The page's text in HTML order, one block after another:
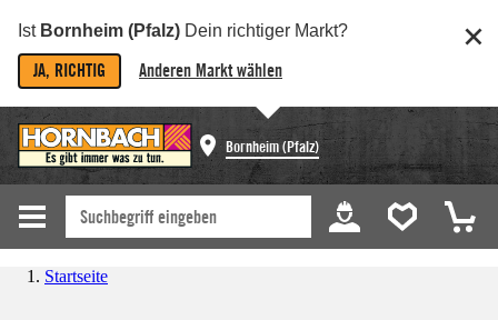
Ist Bornheim (Pfalz) Dein richtiger Markt?
JA, RICHTIG Anderen Markt wählen
Bornheim (Pfalz)
Startseite